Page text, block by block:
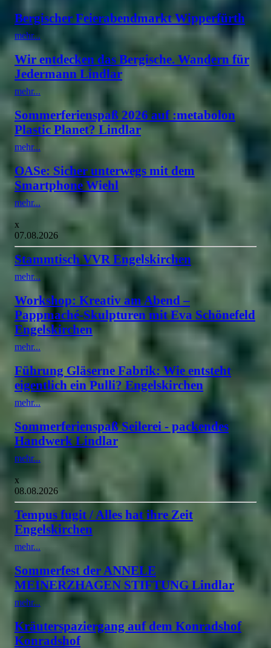
Bergischer Feierabendmarkt Wipperfürth
mehr...
Wir entdecken das Bergische. Wandern für
Jedermann Lindlar
mehr...
Sommerferienspaß 2026 auf :metabolon
Plastic Planet? Lindlar
mehr...
OASe: Sicher unterwegs mit dem
Smartphone Wiehl
mehr...
x
07.08.2026
Stammtisch VVR Engelskirchen
mehr...
Workshop: Kreativ am Abend –
Pappmaché-Skulpturen mit Eva Schönefeld
Engelskirchen
mehr...
Führung Gläserne Fabrik: Wie entsteht
eigentlich ein Pulli? Engelskirchen
mehr...
Sommerferienspaß Seilerei - packendes
Handwerk Lindlar
mehr...
x
08.08.2026
Tempus fugit / Alles hat ihre Zeit
Engelskirchen
mehr...
Sommerfest der ANNELE
MEINERZHAGEN STIFTUNG Lindlar
mehr...
Kräuterspaziergang auf dem Konradshof
Konradshof